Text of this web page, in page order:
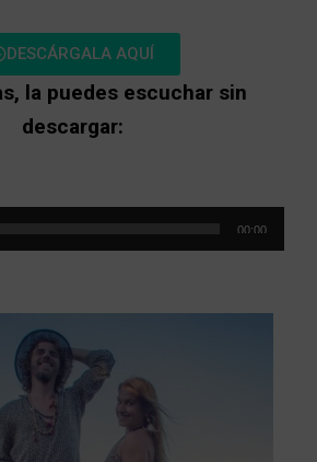
DESCÁRGALA AQUÍ
la puedes escuchar sin
descargar:
00:00